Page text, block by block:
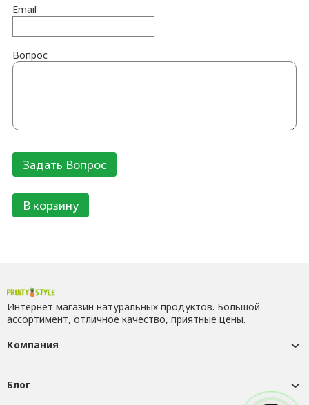
Email
Вопрос
В корзину
Интернет магазин натуральных продуктов. Большой
ассортимент, отличное качество, приятные цены.
Компания
Блог